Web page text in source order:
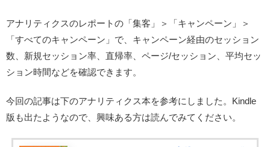
アナリティクスのレポートの 「集客」＞「キャンペーン」＞
「すべてのキャンペーン」 で、キャンペーン経由のセッション
数、新規セッション率、直帰率、ページ/セッション、平均セッ
ション時間などを確認できます。
今回の記事は下のアナリティクス本を参考にしました。Kindle
版も出たようなので、興味ある方は読んでみてください。